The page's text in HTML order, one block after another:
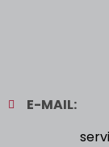
E-MAIL: